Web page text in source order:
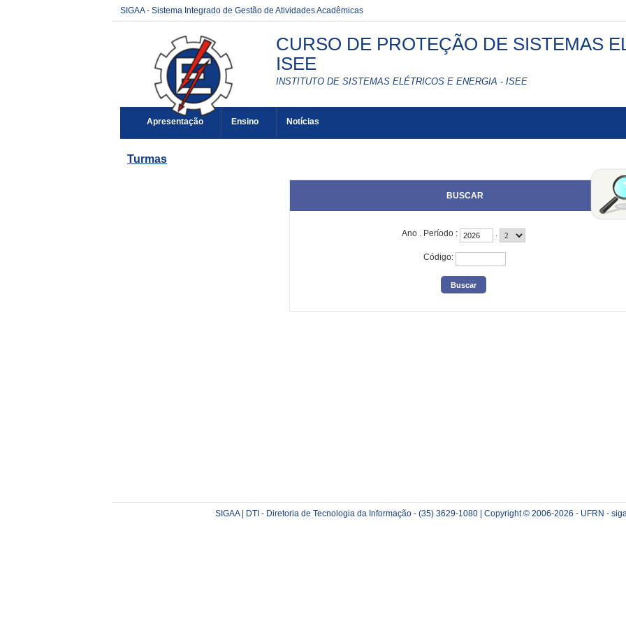
SIGAA - Sistema Integrado de Gestão de Atividades Acadêmicas
CURSO DE PROTEÇÃO DE SISTEMAS
ISEE
INSTITUTO DE SISTEMAS ELÉTRICOS E ENERGIA - ISEE
Apresentação Ensino Notícias
Turmas
BUSCAR
Ano . Período : .
Código:
SIGAA | DTI - Diretoria de Tecnologia da Informação - (35) 3629-1080 | Copyright © 2006-2026 - UFRN -